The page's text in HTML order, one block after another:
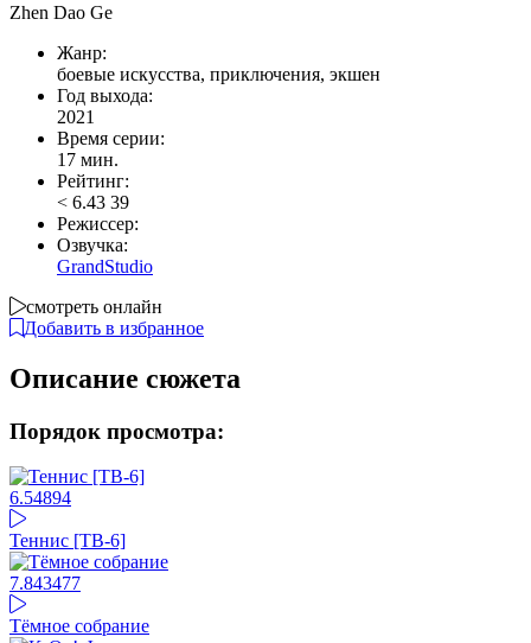
Zhen Dao Ge
Жанр:
боевые искусства, приключения, экшен
Год выхода:
2021
Время серии:
17 мин.
Рейтинг:
< 6.43 39
Режиссер:
Озвучка:
GrandStudio
смотреть онлайн
Добавить в избранное
Описание сюжета
Порядок просмотра:
6.54894
Теннис [ТВ-6]
7.843477
Тёмное собрание